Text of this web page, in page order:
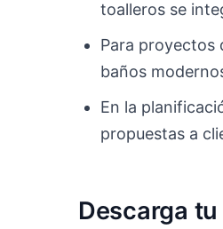
toalleros se
Para proyectos
baños
En la
propuestas a
Descarga